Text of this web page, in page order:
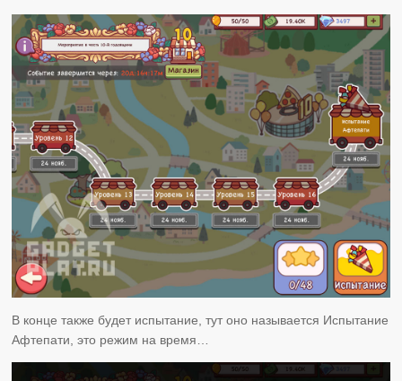
В конце также будет испытание, тут оно называется Испытание
Афтепати, это режим на время…